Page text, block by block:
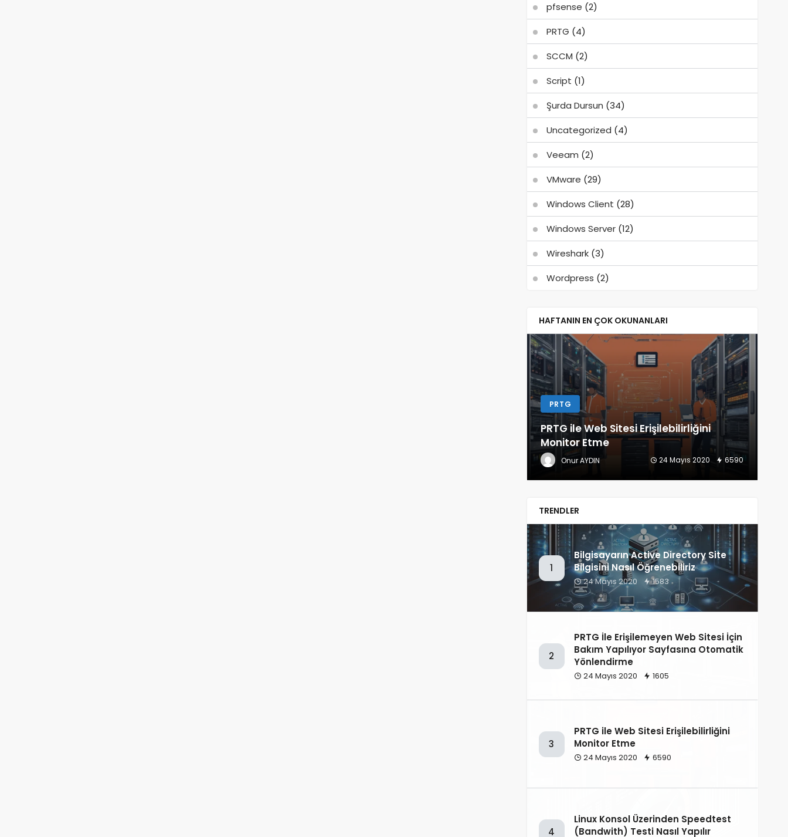
pfsense (2)
PRTG (4)
SCCM (2)
Script (1)
Şurda Dursun (34)
Uncategorized (4)
Veeam (2)
VMware (29)
Windows Client (28)
Windows Server(12)
Wireshark(3)
Wordpress (2)
HAFTANIN EN ÇOK OKUNANLARI
PRTG
PRTG ile Web Sitesi Erişilebilirliğini
Monitor Etme
Onur AYDIN 24 Mayıs 2020 6590
TRENDLER
1
Bilgisayarın Active Directory Site
Bilgisini Nasıl Öğrenebiliriz
24 Mayıs 2020 1583
2
PRTG İle Erişilemeyen Web Sitesi İçin
Bakım Yapılıyor Sayfasına Otomatik
Yönlendirme
24 Mayıs 2020 1605
3
PRTG ile Web Sitesi Erişilebilirliğini
Monitor Etme
24 Mayıs 2020 6590
4
Linux Konsol Üzerinden Speedtest
(Bandwith) Testi Nasıl Yapılır